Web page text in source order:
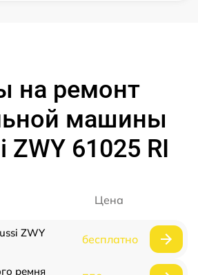
на ремонт
машины
ZWY 61025 RI
Цена
ZWY
бесплатно
ремня